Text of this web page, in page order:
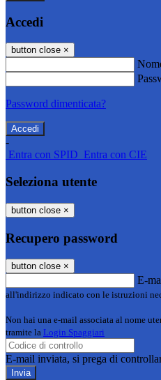
Accedi
button close ×
Password dimenticata?
-
Entra con SPID Entra con CIE
Seleziona utente
button close ×
Recupero password
button close ×
E-
all'indirizzo indicato con le istruzioni
Non hai una e-mail associata al nome
tramite la Login Spaggiari
E-mail inviata, si prega di